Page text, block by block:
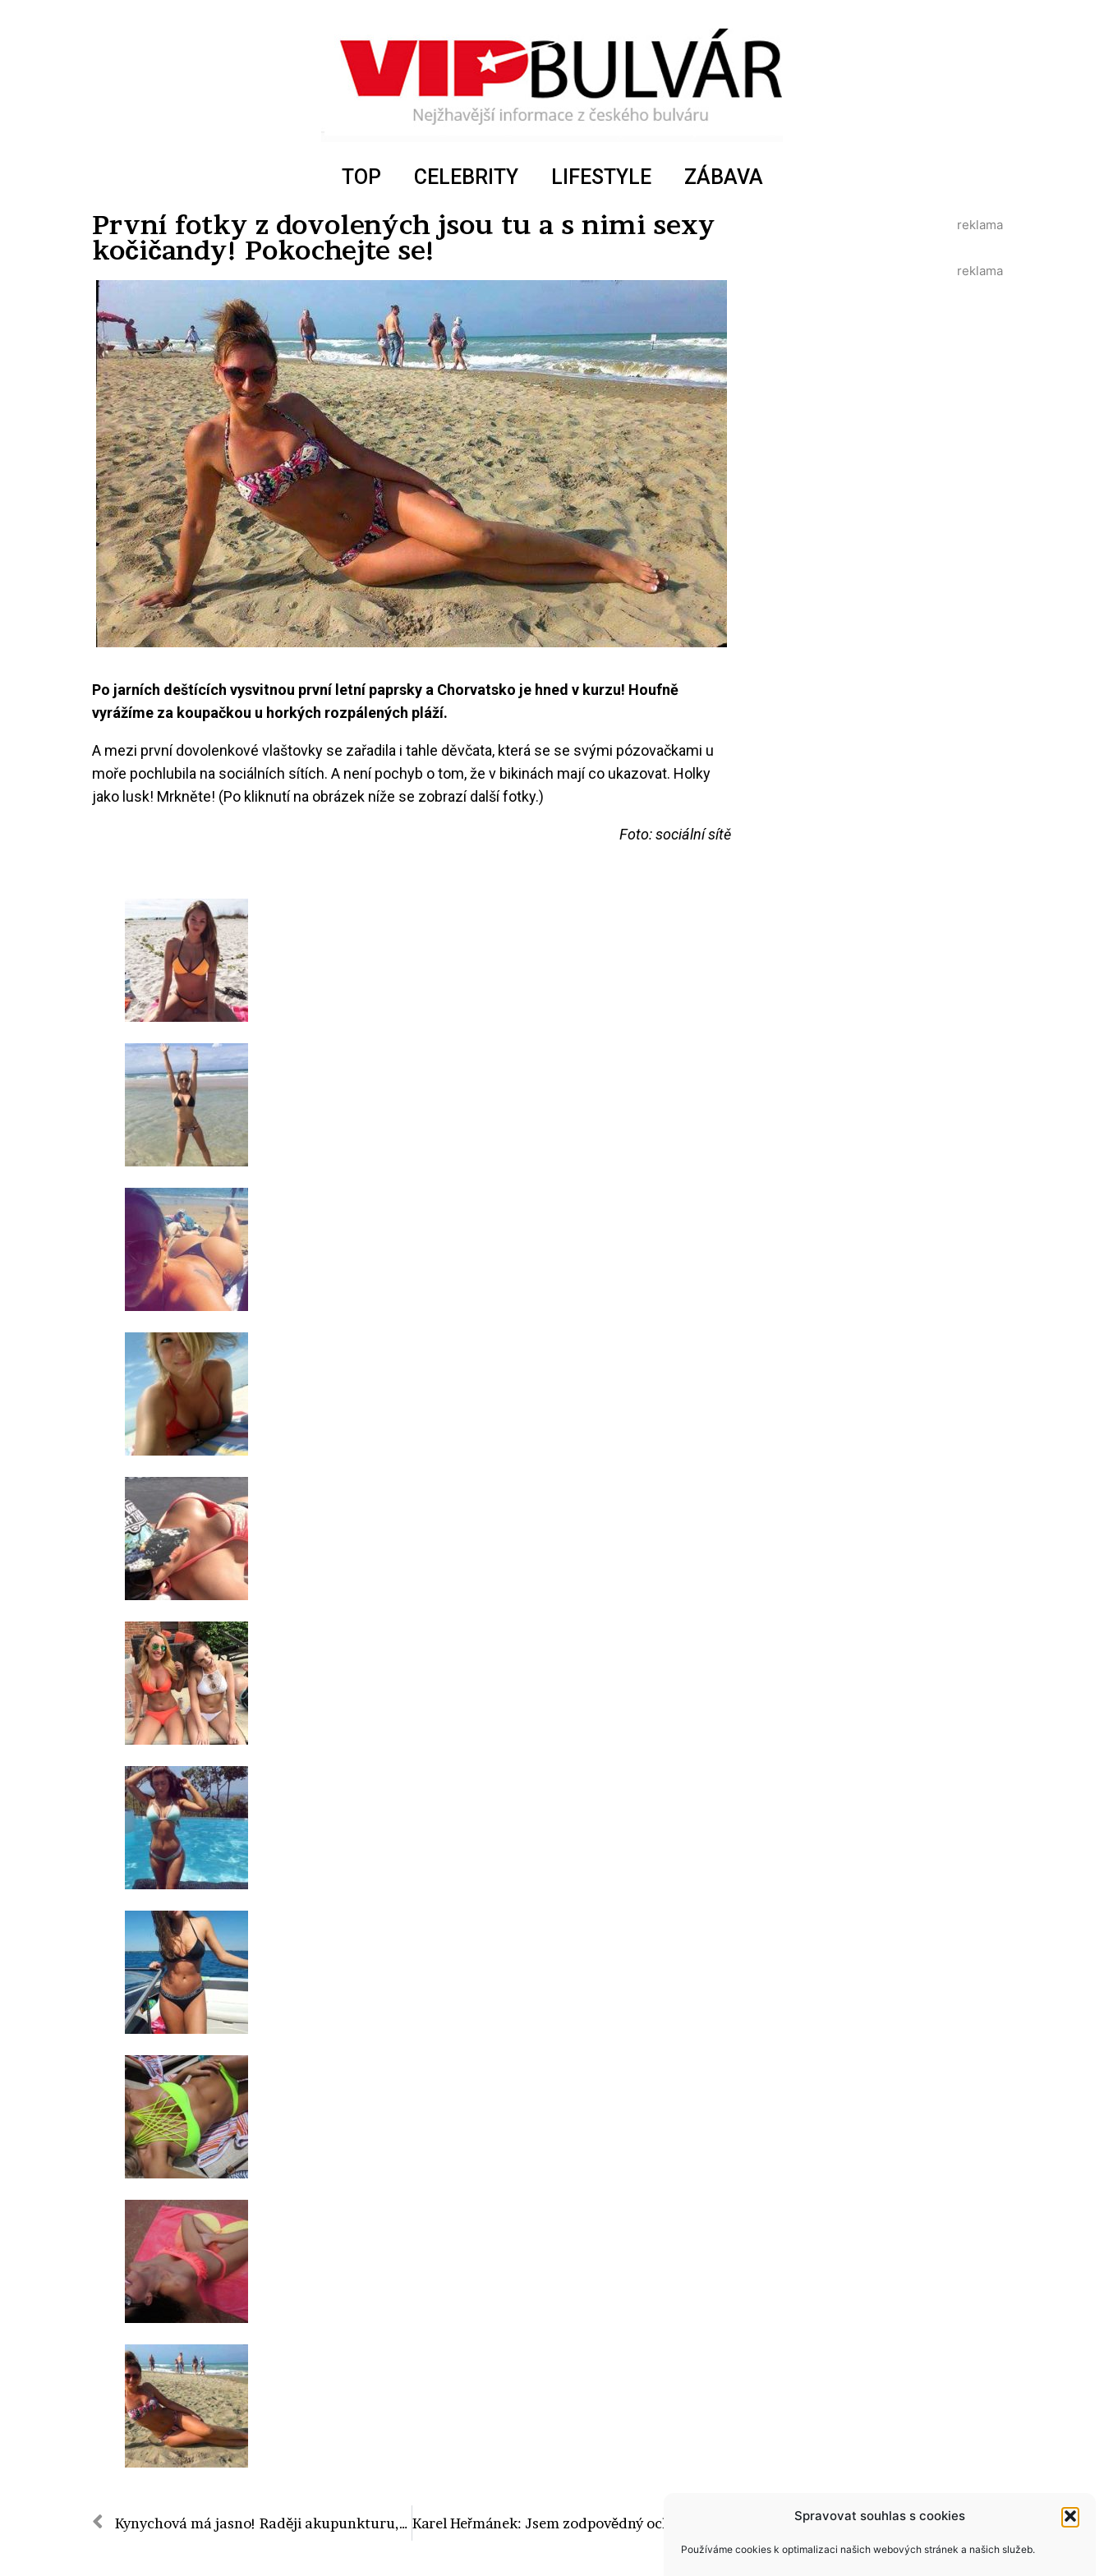
Spravovat souhlas s cookies
Používáme cookies k optimalizaci našich webových stránek a našich služeb.
TOP CELEBRITY LIFESTYLE ZÁBAVA
První fotky z dovolených jsou tu a s nimi sexy
kočičandy! Pokochejte se!
Po jarních deštících vysvitnou první letní paprsky a Chorvatsko je hned v kurzu! Houfně
vyrážíme za koupačkou u horkých rozpálených pláží.
A mezi první dovolenkové vlaštovky se zařadila i tahle děvčata, která se se svými pózovačkami u
moře pochlubila na sociálních sítích. A není pochyb o tom, že v bikinách mají co ukazovat. Holky
jako lusk! Mrkněte! (Po kliknutí na obrázek níže se zobrazí další fotky.)
Foto: sociální sítě
Kynychová má jasno! Raději akupunkturu, než do sebe cpát tuny léků!
reklama
reklama